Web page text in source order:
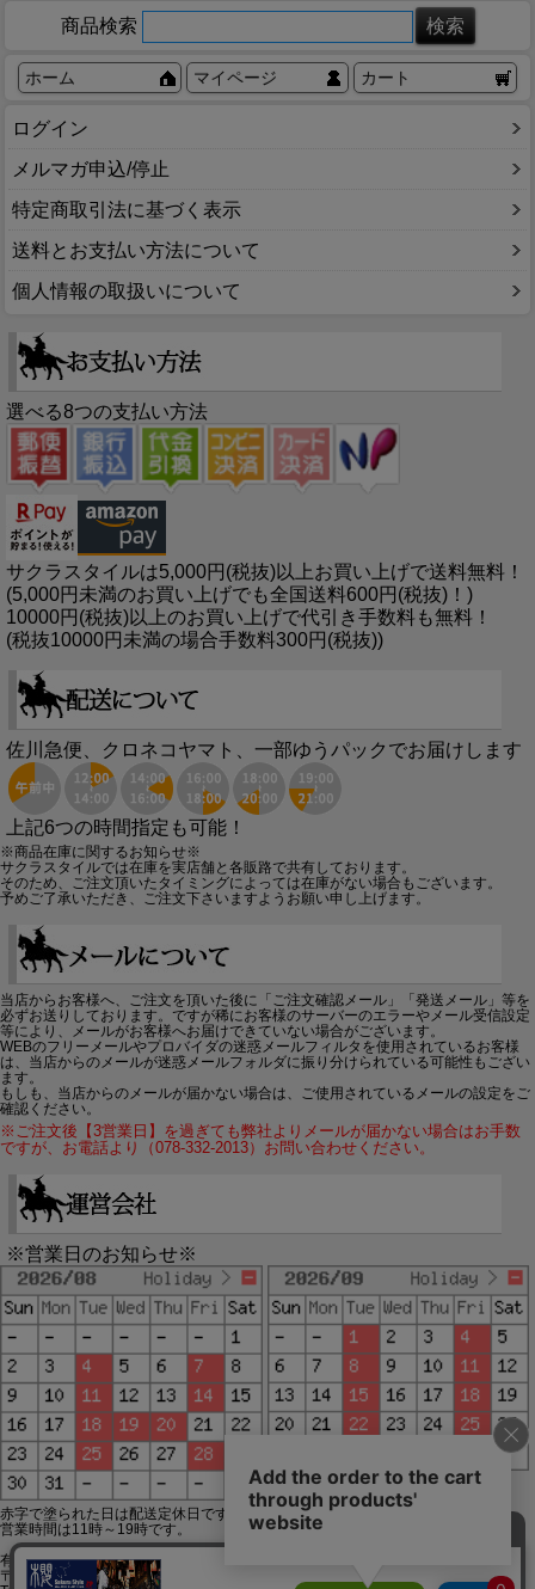
商品検索
ホーム マイページ カート
ログイン
メルマガ申込/停止
特定商取引法に基づく表示
送料とお支払い方法について
個人情報の取扱いについて
選べる8つの支払い方法
サクラスタイルは5,000円(税抜)以上お買い上げで送料無料！
(5,000円未満のお買い上げでも全国送料600円(税抜)！)
10000円(税抜)以上のお買い上げで代引き手数料も無料！
(税抜10000円未満の場合手数料300円(税抜))
佐川急便、クロネコヤマト、一部ゆうパックでお届けします
上記6つの時間指定も可能！
※商品在庫に関するお知らせ※
サクラスタイルでは在庫を実店舗と各販路で共有しております。
そのため、ご注文頂いたタイミングによっては在庫がない場合もございます。
予めご了承いただき、ご注文下さいますようお願い申し上げます。
当店からお客様へ、ご注文を頂いた後に「ご注文確認メール」「発送メール」等を
必ずお送りしております。ですが稀にお客様のサーバーのエラーやメール受信設定
等により、メールがお客様へお届けできていない場合がございます。
WEBのフリーメールやプロバイダの迷惑メールフィルタを使用されているお客様
は、当店からのメールが迷惑メールフォルダに振り分けられている可能性もござい
ます。
もしも、当店からのメールが届かない場合は、ご使用されているメールの設定をご
確認ください。
※ご注文後【3営業日】を過ぎても弊社よりメールが届かない場合はお手数
ですが、お電話より（078-332-2013）お問い合わせください。
※営業日のお知らせ※
赤字で塗られた日は配送定休日です。
営業時間は11時～19時です。
有限会社ジップジップ SakuraStyle通販事業部
〒650-0021 神戸市中央区三宮町3-9-19イトウビル1,4F